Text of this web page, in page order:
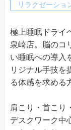
リラクゼーショ
極上睡眠ドライ
泉崎店。脳のコ
い睡眠への導入
リジナル手技を
る体感を求める
肩こり・首こり
デスクワーク中